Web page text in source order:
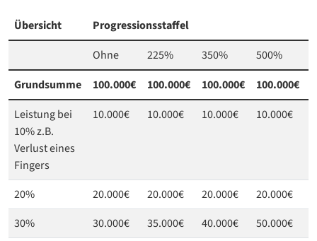
Übersicht
Progressionsstaffel
Ohne
225% 350% 500%
Grundsumme
100.000€ 100.000€ 100.000€ 100.000€
Leistung bei
10% z.B.
Verlust eines
Fingers
10.000€ 10.000€ 10.000€ 10.000€
20% 20.000€ 20.000€ 20.000€ 20.000€
30%
30.000€ 35.000€ 40.000€ 50.000€